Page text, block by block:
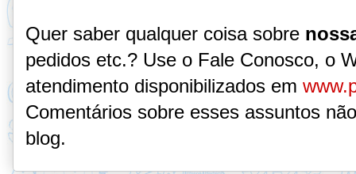
Quer saber qualquer coisa sobre
pedidos etc.? Use o Fale Conosco, o
atendimento disponibilizados em
Comentários sobre esses assuntos
blog.